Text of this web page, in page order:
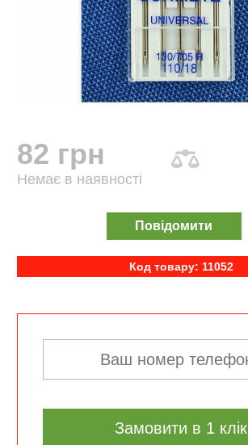
82 грн
Немає в наявності
Повідомити
Код товару: 11052
Замовити в 1 клік